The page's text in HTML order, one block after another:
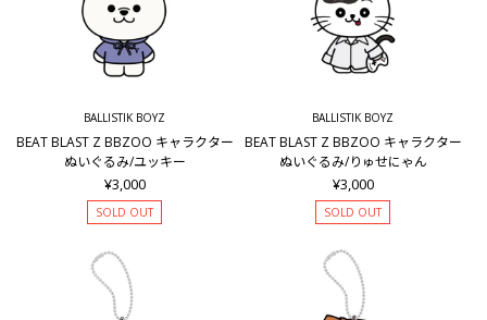
BALLISTIK BOYZ
BEAT BLAST Z BBZOO キャラクター
ぬいぐるみ/ユッキー
¥3,000
SOLD OUT
BALLISTIK BOYZ
BEAT BLAST Z BBZOO キャラクター
ぬいぐるみ/りゅせにゃん
¥3,000
SOLD OUT